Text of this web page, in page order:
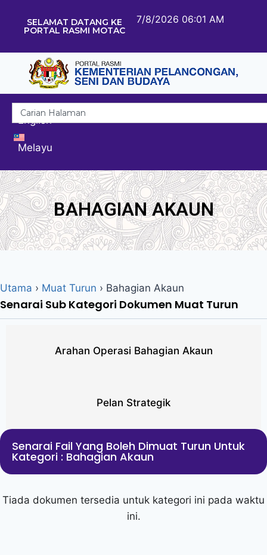
SELAMAT DATANG KE
PORTAL RASMI MOTAC
7/8/2026 06:01 AM
English
Melayu
BAHAGIAN AKAUN
Utama › Muat Turun › Bahagian Akaun
Senarai Sub Kategori Dokumen Muat Turun
Arahan Operasi Bahagian Akaun
Pelan Strategik
Senarai Fail Yang Boleh Dimuat Turun Untuk
Kategori : Bahagian Akaun
Tiada dokumen tersedia untuk kategori ini pada waktu
ini.